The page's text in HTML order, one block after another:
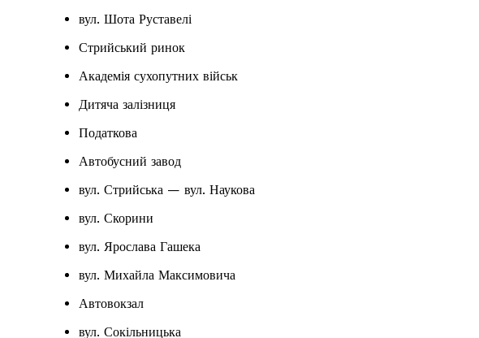
вул. Шота Руставелі
Стрийський ринок
Академія сухопутних військ
Дитяча залізниця
Податкова
Автобусний завод
вул. Стрийська — вул. Наукова
вул. Скорини
вул. Ярослава Гашека
вул. Михайла Максимовича
Автовокзал
вул. Сокільницька